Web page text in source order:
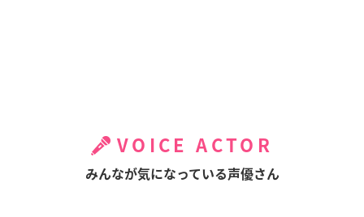
VOICE ACTOR
みんなが気になっている声優さん